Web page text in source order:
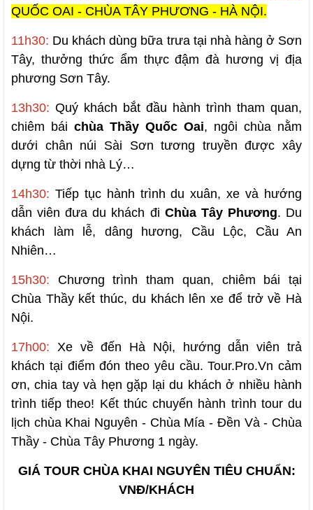
QUỐC OAI - CHÙA TÂY PHƯƠNG - HÀ NỘI.
11h30: Du khách dùng bữa trưa tại nhà hàng ở Sơn
Tây, thưởng thức ẩm thực đậm đà hương vị địa
phương Sơn Tây.
13h30: Quý khách bắt đầu hành trình tham quan,
chiêm bái chùa Thầy Quốc Oai, ngôi chùa nằm
dưới chân núi Sài Sơn tương truyền được xây
dựng từ thời nhà Lý…
14h30: Tiếp tục hành trình du xuân, xe và hướng
dẫn viên đưa du khách đi Chùa Tây Phương. Du
khách làm lễ, dâng hương, Cầu Lộc, Cầu An
Nhiên…
15h30: Chương trình tham quan, chiêm bái tại
Chùa Thầy kết thúc, du khách lên xe để trở về Hà
Nội.
17h00: Xe về đến Hà Nội, hướng dẫn viên trả
khách tại điểm đón theo yêu cầu. Tour.Pro.Vn cảm
ơn, chia tay và hẹn gặp lại du khách ở nhiều hành
trình tiếp theo! Kết thúc chuyến hành trình tour du
lịch chùa Khai Nguyên - Chùa Mía - Đền Và - Chùa
Thầy - Chùa Tây Phương 1 ngày.
GIÁ TOUR CHÙA KHAI NGUYÊN TIÊU CHUẨN:
VNĐ/KHÁCH